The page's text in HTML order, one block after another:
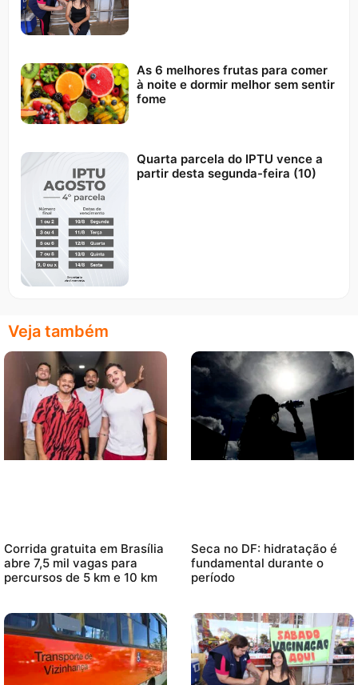
As 6 melhores frutas para comer
à noite e dormir melhor sem sentir
fome
Quarta parcela do IPTU vence a
partir desta segunda-feira (10)
Veja também
Corrida gratuita em Brasília
abre 7,5 mil vagas para
percursos de 5 km e 10 km
Seca no DF: hidratação é
fundamental durante o
período